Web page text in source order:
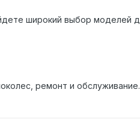
широкий выбор моделей
ремонт и